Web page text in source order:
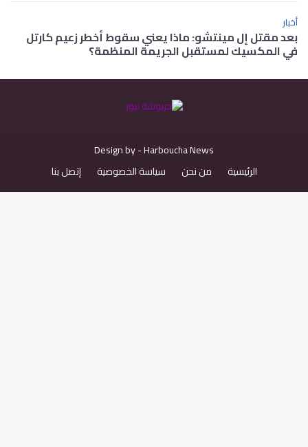
أخبار
بعد مقتل إل مينتشو: ماذا يعني سقوط أخطر زعيم كارتل
في المكسيك لمستقبل الجريمة المنظمة؟
Design by -Harboucha News
الرئيسية
من نحن سياسة الخصوصية إتصل بنا